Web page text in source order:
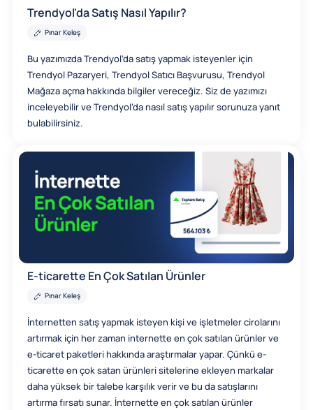
Trendyol'da Satış Nasıl Yapılır?
Pınar Keleş
Bu yazımızda Trendyol’da satış yapmak isteyenler için
Trendyol Pazaryeri, Trendyol Satıcı Başvurusu, Trendyol
Mağaza açma hakkında bilgiler vereceğiz. Siz de yazımızı
inceleyebilir ve Trendyol’da nasıl satış yapılır sorunuza yanıt
bulabilirsiniz.
E-ticarette En Çok Satılan Ürünler
Pınar Keleş
İnternetten satış yapmak isteyen kişi ve işletmeler cirolarını
artırmak için her zaman internette en çok satılan ürünler ve
e-ticaret paketleri hakkında araştırmalar yapar. Çünkü e-
ticarette en çok satan ürünleri sitelerine ekleyen markalar
daha yüksek bir talebe karşılık verir ve bu da satışlarını
artırma fırsatı sunar. İnternette en çok satılan ürünler